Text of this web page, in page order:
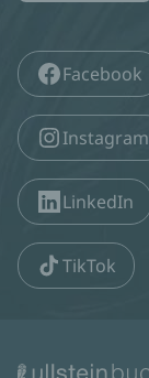
Facebook
Instagram
LinkedIn
TikTok